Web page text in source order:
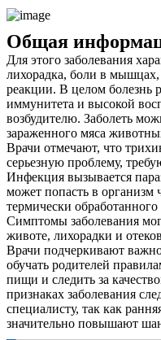
Общая
Для этого заболевания
лихорадка, боли в
реакции. В целом болезнь
иммунитета и высокой
возбудителю. Заболеть
зараженного мяса
Врачи отмечают, что
серьезную проблему,
Инфекция вызывается
может попасть в организм
термически
Симптомы заболевания
животе, лихорадки и
Врачи подчеркивают
обучать родителей
пищи и следить за
признаках заболевания
специалисту, так как
значительно повышают